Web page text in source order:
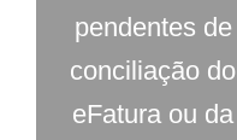
pendentes de
conciliação do
eFatura ou da